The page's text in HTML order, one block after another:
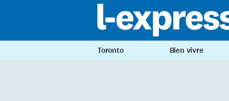
Toronto Bien vivre